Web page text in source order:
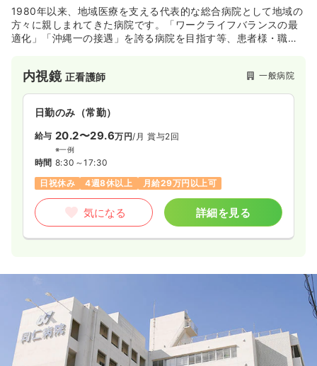
1980年以来、地域医療を支える代表的な総合病院として地域の
方々に親しまれてきた病院です。「ワークライフバランスの最
適化」「沖縄一の接遇」を誇る病院を目指す等、患者様・職員
内視鏡 正看護師 一般病院
日勤のみ（常勤）
給与 20.2〜29.6万円/月 賞与2回
※一例
時間 8:30～17:30
日祝休み
4週8休以上 月給29万円以上可
気になる 詳細を見る